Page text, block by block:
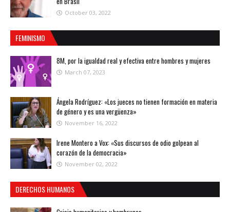
October 03, 2022
FEMINISMO
8M, por la igualdad real y efectiva entre hombres y mujeres
March 07, 2023
Ángela Rodríguez: «Los jueces no tienen formación en materia
de género y es una vergüenza»
November 16, 2022
Irene Montero a Vox: «Sus discursos de odio golpean al
corazón de la democracia»
November 02, 2022
DERECHOS HUMANOS